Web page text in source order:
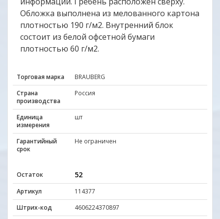
Обложка выполнена из мелованного картона
плотностью 190 г/м2. Внутренний блок
состоит из белой офсетной бумаги
плотностью 60 г/м2.
Торговая марка
BRAUBERG
Страна
производства
Россия
Единица
измерения
шт
Гарантийный
срок
Не ограничен
Остаток 52
Артикул
114377
Штрих-код
4606224370897